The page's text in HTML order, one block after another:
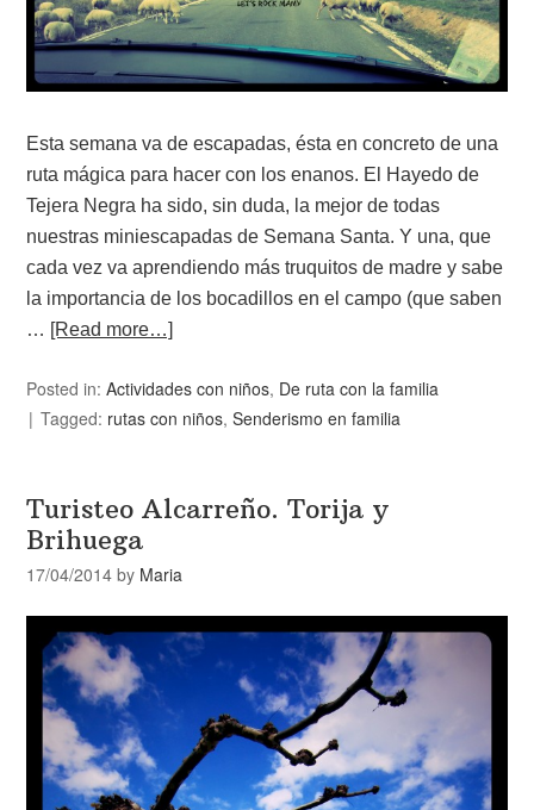
Esta semana va de escapadas, ésta en concreto de una
ruta mágica para hacer con los enanos. El Hayedo de
Tejera Negra ha sido, sin duda, la mejor de todas
nuestras miniescapadas de Semana Santa. Y una, que
cada vez va aprendiendo más truquitos de madre y sabe
la importancia de los bocadillos en el campo (que saben
… [Read more…]
Posted in:Actividades con niños, De ruta con la familia
Tagged: rutas con niños,Senderismo en familia
Turisteo Alcarreño. Torija y
Brihuega
17/04/2014 by Maria